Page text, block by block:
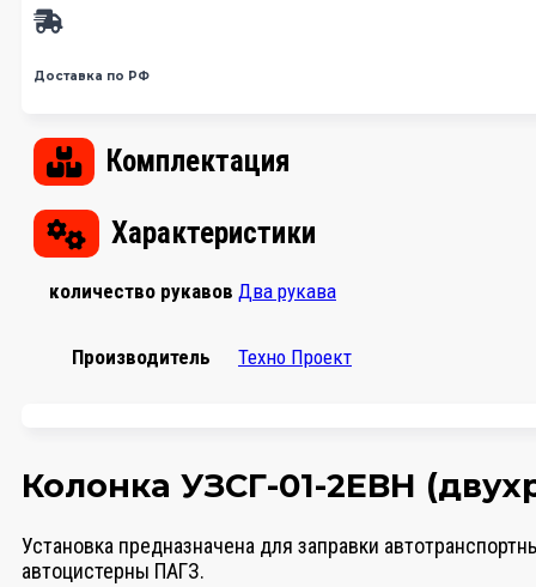
Доставка по РФ
Комплектация
Характеристики
количество рукавов Два рукава
Производитель Техно Проект
Колонка УЗСГ-01-2ЕВН
Установка предназначена для заправки
автоцистерны ПАГЗ.